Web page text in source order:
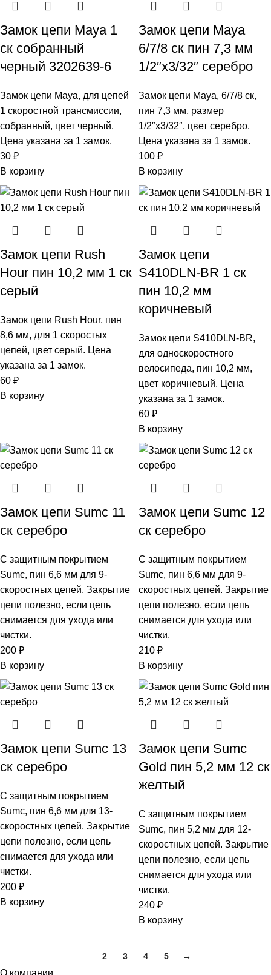
Замок цепи Maya 1
ск собранный
черный 3202639-6
Замок цепи Maya, для цепей
1 скоростной трансмиссии,
собранный, цвет черный.
Цена указана за 1 замок.
30 ₽
В корзину
Замок цепи Maya
6/7/8 ск пин 7,3 мм
1/2″х3/32″ серебро
Замок цепи Maya, 6/7/8 ск,
пин 7,3 мм, размер
1/2″х3/32″, цвет серебро.
Цена указана за 1 замок.
100 ₽
В корзину
Замок цепи Rush
Hour пин 10,2 мм 1 ск
серый
Замок цепи Rush Hour, пин
8,6 мм, для 1 скоростых
цепей, цвет серый. Цена
указана за 1 замок.
60 ₽
В корзину
Замок цепи
S410DLN-BR 1 ск
пин 10,2 мм
коричневый
Замок цепи S410DLN-BR,
для односкоростного
велосипеда, пин 10,2 мм,
цвет коричневый. Цена
указана за 1 замок.
60 ₽
В корзину
Замок цепи Sumc 11
ск серебро
С защитным покрытием
Sumc, пин 6,6 мм для 9-
скоростных цепей. Закрытие
цепи полезно, если цепь
снимается для ухода или
чистки.
200 ₽
В корзину
Замок цепи Sumc 12
ск серебро
С защитным покрытием
Sumc, пин 6,6 мм для 9-
скоростных цепей. Закрытие
цепи полезно, если цепь
снимается для ухода или
чистки.
210 ₽
В корзину
Замок цепи Sumc 13
ск серебро
С защитным покрытием
Sumc, пин 6,6 мм для 13-
скоростных цепей. Закрытие
цепи полезно, если цепь
снимается для ухода или
чистки.
200 ₽
В корзину
Замок цепи Sumc
Gold пин 5,2 мм 12 ск
желтый
С защитным покрытием
Sumc, пин 5,2 мм для 12-
скоростных цепей. Закрытие
цепи полезно, если цепь
снимается для ухода или
чистки.
240 ₽
В корзину
2 3 4 5 →
О компании